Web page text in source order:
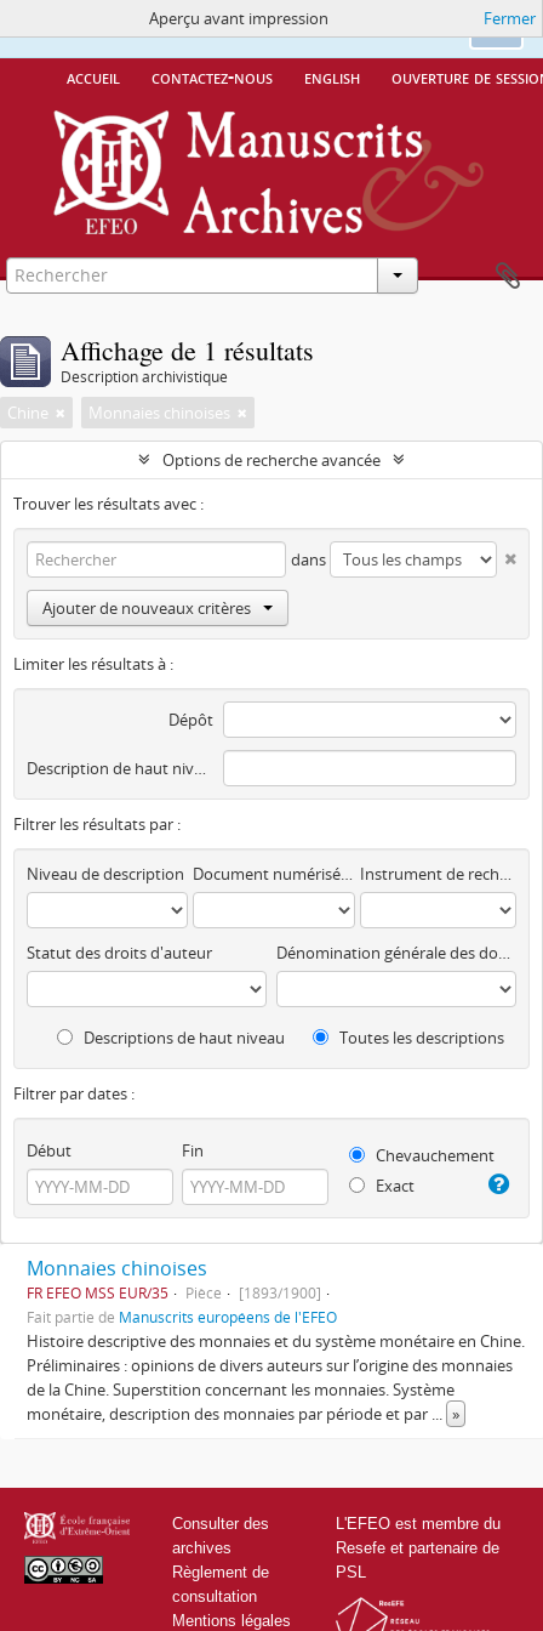
Ok
Ce site utilise des cookiesMore Info.
accueil contactez-nous english ouverture de
Aperçu avant impression Fermer
Affichage de 1 résultats
Description archivistique
Chine Monnaies chinoises
Options de recherche avancée
Trouver les résultats avec :
dans
Ajouter de nouveaux critères
Limiter les résultats à :
Dépôt
Description de haut niveau
Filtrer les résultats par :
Niveau de description Document numérisé disponible Instrument de recherche
Statut des droits d'auteur Dénomination générale des documents
Descriptions de haut niveau Toutes les descriptions
Filtrer par dates :
Début Fin
Chevauchement
Exact
Monnaies chinoises
FR EFEO MSS EUR/35 Pièce
[1893/1900]
Fait partie de Manuscrits européens de l'EFEO
Histoire descriptive des monnaies et du système monétaire en Chine.
Préliminaires : opinions de divers auteurs sur l’origine des monnaies
de la Chine. Superstition concernant les monnaies. Système
monétaire, description des monnaies par période et par ... »
Consulter des
archives
Règlement de
consultation
Mentions légales
L'EFEO est membre du
Resefe et partenaire de
PSL